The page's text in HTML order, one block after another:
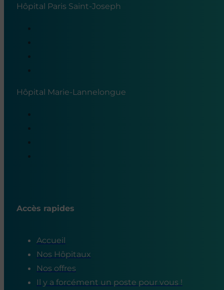
Hôpital Paris Saint-Joseph
Hôpital Marie-Lannelongue
Accès rapides
Accueil
Nos Hôpitaux
Nos offres
Il y a forcément un poste pour vous !